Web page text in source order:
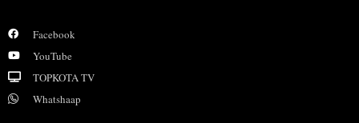
Facebook
YouTube
TOPKOTA TV
Whatshaap